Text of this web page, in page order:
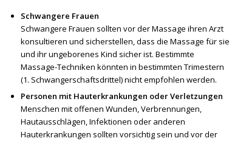
Schwangere Frauen
Schwangere Frauen sollten vor der Massage ihren Arzt
konsultieren und sicherstellen, dass die Massage für sie
und ihr ungeborenes Kind sicher ist. Bestimmte
Massage-Techniken könnten in bestimmten Trimestern
(1. Schwangerschaftsdrittel) nicht empfohlen werden.
Personen mit Hauterkrankungen oder Verletzungen
Menschen mit offenen Wunden, Verbrennungen,
Hautausschlägen, Infektionen oder anderen
Hauterkrankungen sollten vorsichtig sein und vor der